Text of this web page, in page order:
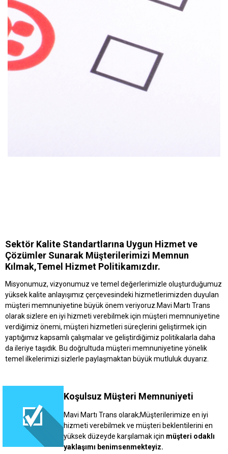
Sektör Kalite Standartlarına Uygun Hizmet ve
Çözümler Sunarak Müşterilerimizi Memnun
Kılmak,Temel Hizmet Politikamızdır.
Misyonumuz, vizyonumuz ve temel değerlerimizle oluşturduğumuz
yüksek kalite anlayışımız çerçevesindeki hizmetlerimizden duyulan
müşteri memnuniyetine büyük önem veriyoruz.Mavi Martı Trans
olarak sizlere en iyi hizmeti verebilmek için müşteri memnuniyetine
verdiğimiz önemi, müşteri hizmetleri süreçlerini geliştirmek için
yaptığımız kapsamlı çalışmalar ve geliştirdiğimiz politikalarla daha
da ileriye taşıdık. Bu doğrultuda müşteri memnuniyetine yönelik
temel ilkelerimizi sizlerle paylaşmaktan büyük mutluluk duyarız.
Koşulsuz Müşteri Memnuniyeti
Mavi Martı Trans olarak;Müşterilerimize en iyi
hizmeti verebilmek ve müşteri beklentilerini en
yüksek düzeyde karşılamak için müşteri odaklı
yaklaşımı benimsenmekteyiz.